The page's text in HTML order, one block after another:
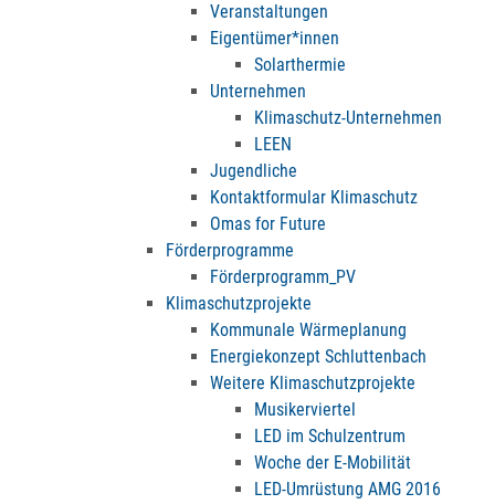
Veranstaltungen
Eigentümer*innen
Solarthermie
Unternehmen
Klimaschutz-Unternehmen
LEEN
Jugendliche
Kontaktformular Klimaschutz
Omas for Future
Förderprogramme
Förderprogramm_PV
Klimaschutzprojekte
Kommunale Wärmeplanung
Energiekonzept Schluttenbach
Weitere Klimaschutzprojekte
Musikerviertel
LED im Schulzentrum
Woche der E-Mobilität
LED-Umrüstung AMG 2016